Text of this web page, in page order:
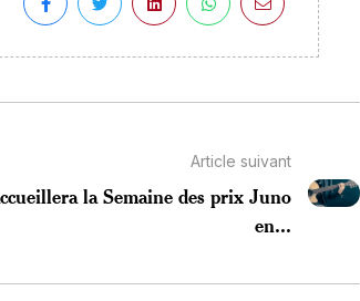
Article suivant
la Semaine des prix Juno
en...